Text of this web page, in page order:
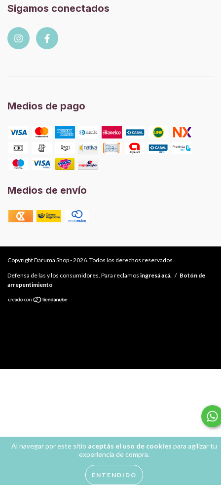
Al navegar por este sitio aceptás el uso de cookies para agilizar tu
experiencia de compra.
ENTENDIDO
Sigamos conectados
Medios de pago
Medios de envío
Copyright Daruma Shop - 2026. Todos los derechos reservados.
Defensa de las y los consumidores. Para reclamos ingresá acá. / Botón de
arrepentimiento